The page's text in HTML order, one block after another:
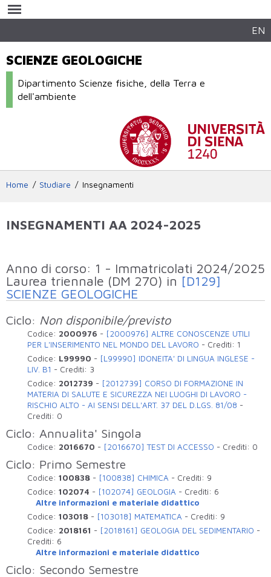
contenuto
EN
SCIENZE GEOLOGICHE
Dipartimento Scienze fisiche, della Terra e
dell'ambiente
Home Studiare Insegnamenti
INSEGNAMENTI AA 2024-2025
Elenco degli insegnamenti attivi che sono
erogati nell'anno accademico
Anno di corso: 1 - Immatricolati 2024/2025
Laurea triennale (DM 270) in [D129]
SCIENZE GEOLOGICHE
Ciclo: Non disponibile/previsto
Codice: 2000976 - [2000976] ALTRE CONOSCENZE UTILI
PER L'INSERIMENTO NEL MONDO DEL LAVORO - Crediti: 1
Codice: L99990 - [L99990] IDONEITA' DI LINGUA INGLESE -
LIV. B1 - Crediti: 3
Codice: 2012739 - [2012739] CORSO DI FORMAZIONE IN
MATERIA DI SALUTE E SICUREZZA NEI LUOGHI DI LAVORO -
RISCHIO ALTO - AI SENSI DELL'ART. 37 DEL D.LGS. 81/08 -
Crediti: 0
Ciclo: Annualita' Singola
Codice: 2016670 - [2016670] TEST DI ACCESSO - Crediti: 0
Ciclo: Primo Semestre
Codice:100838 - [100838] CHIMICA - Crediti: 9
Codice:102074 - [102074] GEOLOGIA - Crediti: 6
Altre informazioni e materiale didattico
Codice:103018 - [103018] MATEMATICA - Crediti: 9
Codice: 2018161 - [2018161] GEOLOGIA DEL SEDIMENTARIO -
Crediti: 6
Altre informazioni e materiale didattico
Ciclo: Secondo Semestre